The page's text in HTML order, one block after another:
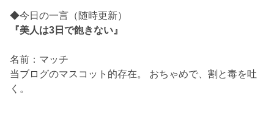
◆今日の一言（随時更新）
『美人は3日で飽きない』
名前：マッチ
当ブログのマスコット的存在。 おちゃめで、割と毒を吐
く。